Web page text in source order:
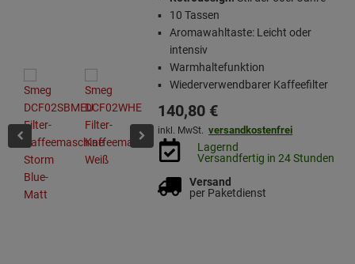
10 Tassen
Aromawahltaste: Leicht oder
intensiv
Warmhaltefunktion
Wiederverwendbarer Kaffeefilter
140,80 €
inkl. MwSt. versandkostenfrei
Lagernd
Versandfertig in 24 Stunden
Versand
per Paketdienst